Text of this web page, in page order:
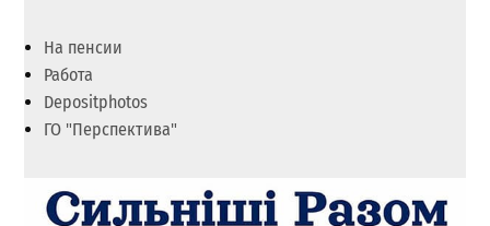
На пенсии
Работа
Depositphotos
ГО "Перспектива"